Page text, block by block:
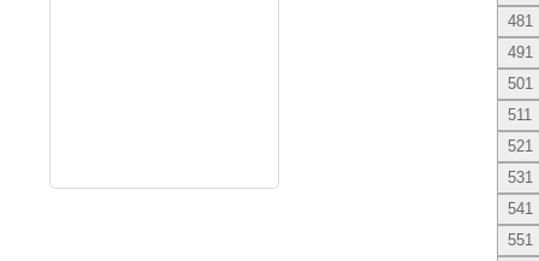
481
491
501
511
521
531
541
551